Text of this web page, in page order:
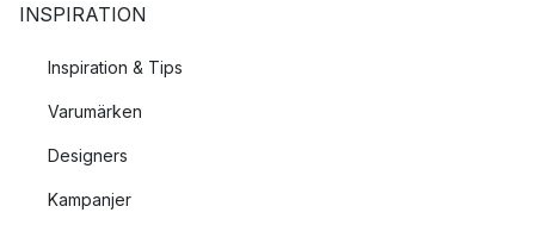
INSPIRATION
Inspiration & Tips
Varumärken
Designers
Kampanjer